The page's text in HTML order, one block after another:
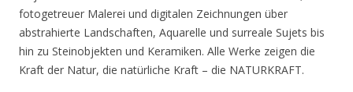
fotogetreuer Malerei und digitalen Zeichnungen über
abstrahierte Landschaften, Aquarelle und surreale Sujets bis
hin zu Steinobjekten und Keramiken. Alle Werke zeigen die
Kraft der Natur, die natürliche Kraft – die NATURKRAFT.